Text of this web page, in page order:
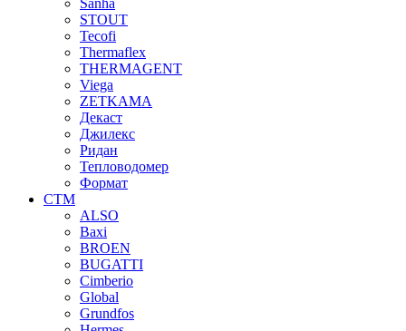
STOUT
Tecofi
Thermaflex
THERMAGENT
Viega
ZETKAMA
Декаст
Джилекс
Ридан
Тепловодомер
Формат
СТМ
ALSO
Baxi
BROEN
BUGATTI
Cimberio
Global
Grundfos